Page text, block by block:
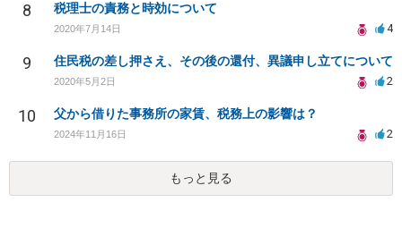
8 税理士の責務と時効について
2020年7月14日 4
9 住民税の差し押さえ、その後の還付、異議申し立てについて
2020年5月2日 2
10 父から借りた事務所の家賃、税務上の影響は？
2024年11月16日 2
もっと見る